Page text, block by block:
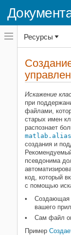
Переключатель
навигационного
меню
переключатель
навигационного
MATLAB
Программирование
Классы
Задайте классы
Структура файлов
Создание и
управления
НА ЭТОЙ СТРАНИЦЕ
Переименуйте класс
Переименуйте
одной функции
Ресурсы
Искажение
при
файлами,
старых имен
распознает
создания и
псевдонима
код, который
с помощью
Создающая
вашего
Сам файл
Пример